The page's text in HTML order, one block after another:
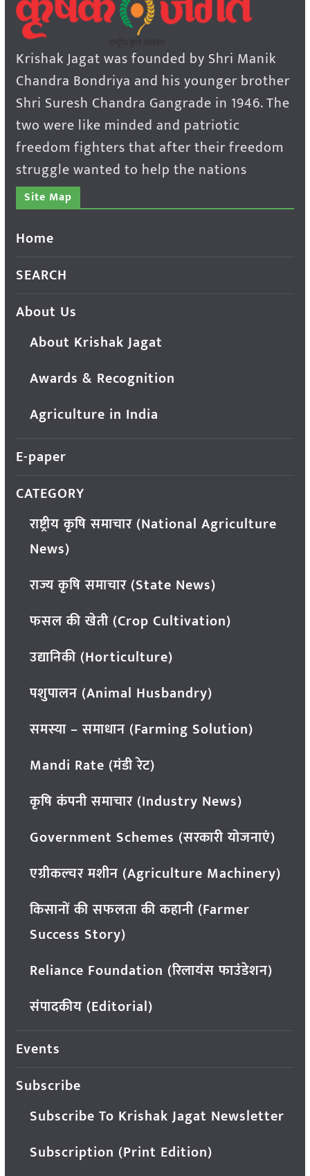
Krishak Jagat was founded by Shri Manik
Chandra Bondriya and his younger brother
Shri Suresh Chandra Gangrade in 1946. The
two were like minded and patriotic
freedom fighters that after their freedom
struggle wanted to help the nations
Site Map
Home
SEARCH
About Us
About Krishak Jagat
Awards & Recognition
Agriculture in India
E-paper
CATEGORY
राष्ट्रीय कृषि समाचार (National Agriculture
News)
राज्य कृषि समाचार (State News)
फसल की खेती (Crop Cultivation)
उद्यानिकी (Horticulture)
पशुपालन (Animal Husbandry)
समस्या – समाधान (Farming Solution)
Mandi Rate (मंडी रेट)
कृषि कंपनी समाचार (Industry News)
Government Schemes (सरकारी योजनाएं)
एग्रीकल्चर मशीन (Agriculture Machinery)
किसानों की सफलता की कहानी (Farmer
Success Story)
Reliance Foundation (रिलायंस फाउंडेशन)
संपादकीय (Editorial)
Events
Subscribe
Subscribe To Krishak Jagat Newsletter
Subscription (Print Edition)